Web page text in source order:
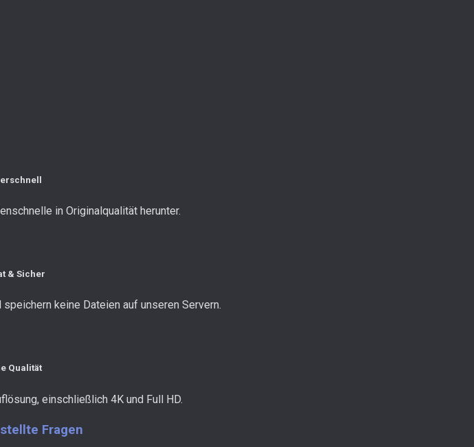
in Originalqualität herunter.
& Sicher
keine Dateien auf unseren Servern.
Qualität
einschließlich 4K und Full HD.
Fragen